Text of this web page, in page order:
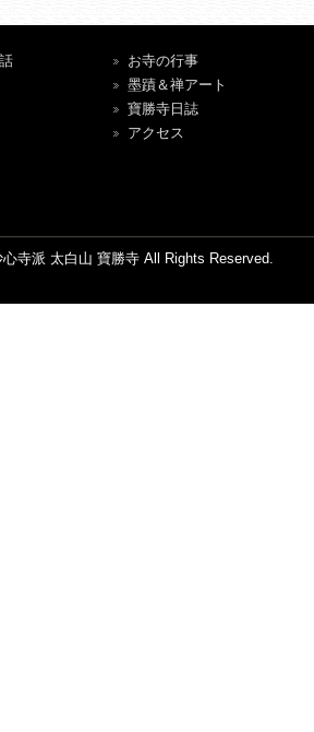
お寺の行事
墨蹟＆禅アート
寶勝寺日誌
アクセス
寺派 太白山 寶勝寺 All Rights Reserved.